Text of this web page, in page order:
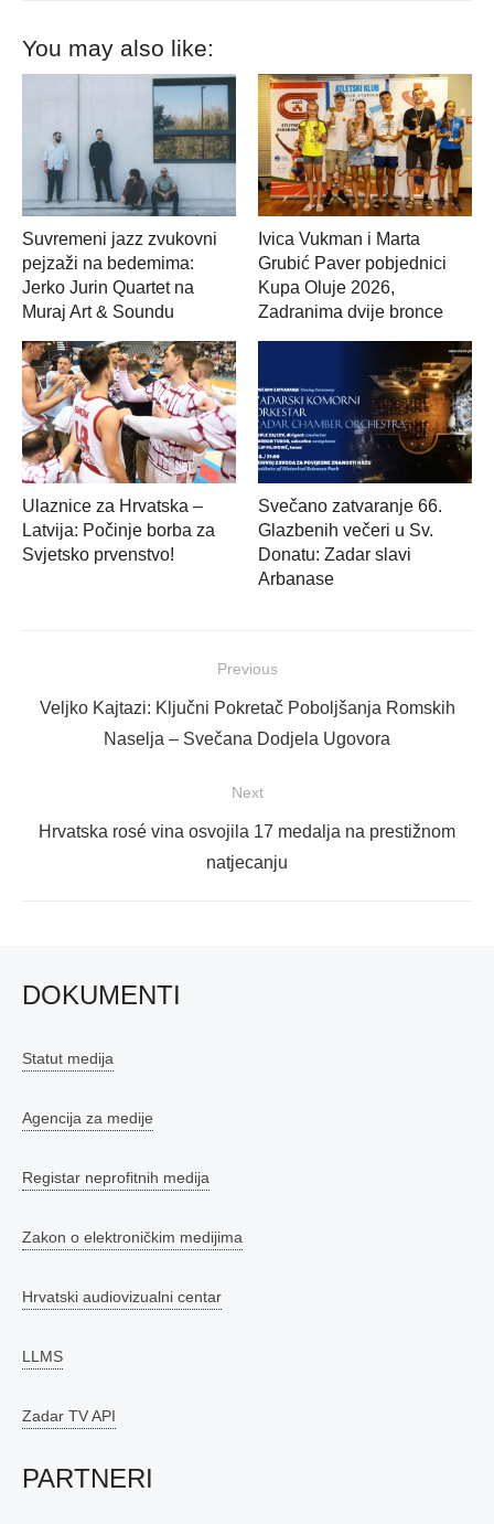
You may also like:
Suvremeni jazz zvukovni
pejzaži na bedemima:
Jerko Jurin Quartet na
Muraj Art & Soundu
Ivica Vukman i Marta
Grubić Paver pobjednici
Kupa Oluje 2026,
Zadranima dvije bronce
Ulaznice za Hrvatska –
Latvija: Počinje borba za
Svjetsko prvenstvo!
Svečano zatvaranje 66.
Glazbenih večeri u Sv.
Donatu: Zadar slavi
Arbanase
objava
Previous
Previous
Veljko Kajtazi: Ključni Pokretač Poboljšanja Romskih
Naselja – Svečana Dodjela Ugovora
Next
Next
Hrvatska rosé vina osvojila 17 medalja na prestižnom
natjecanju
DOKUMENTI
Statut medija
Agencija za medije
Registar neprofitnih medija
Zakon o elektroničkim medijima
Hrvatski audiovizualni centar
LLMS
Zadar TV API
PARTNERI